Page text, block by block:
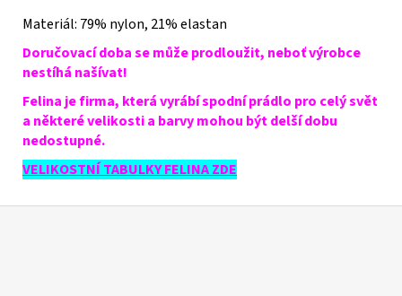
Materiál: 79% nylon, 21% elastan
Doručovací doba se může prodloužit, neboť výrobce
nestíhá našívat!
Felina je firma, která vyrábí spodní prádlo pro celý svět
a některé velikosti a barvy mohou být delší dobu
nedostupné.
VELIKOSTNÍ TABULKY FELINA ZDE